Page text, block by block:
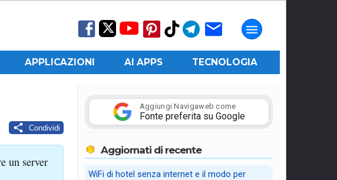
APPLICAZIONI AI APPS TECNOLOGIA
Condividi
un server
Aggiungi Navigaweb come
Fonte preferita su Google
Aggiornati di recente
WiFi di hotel senza internet e il modo per